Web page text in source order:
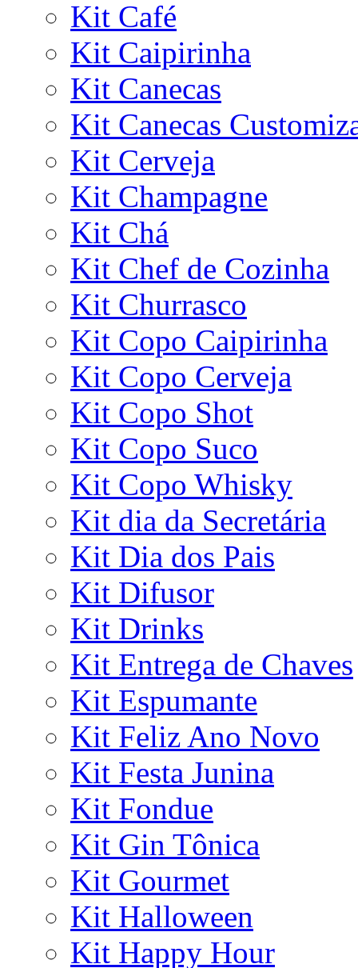
Kit Café
Kit Caipirinha
Kit Canecas
Kit Canecas
Kit Cerveja
Kit Champagne
Kit Chá
Kit Chef de Cozinha
Kit Churrasco
Kit Copo Caipirinha
Kit Copo Cerveja
Kit Copo Shot
Kit Copo Suco
Kit Copo Whisky
Kit dia da Secretária
Kit Dia dos Pais
Kit Difusor
Kit Drinks
Kit Entrega de Chaves
Kit Espumante
Kit Feliz Ano Novo
Kit Festa Junina
Kit Fondue
Kit Gin Tônica
Kit Gourmet
Kit Halloween
Kit Happy Hour